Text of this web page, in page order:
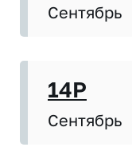
Сентябрь
14P
Сентябрь